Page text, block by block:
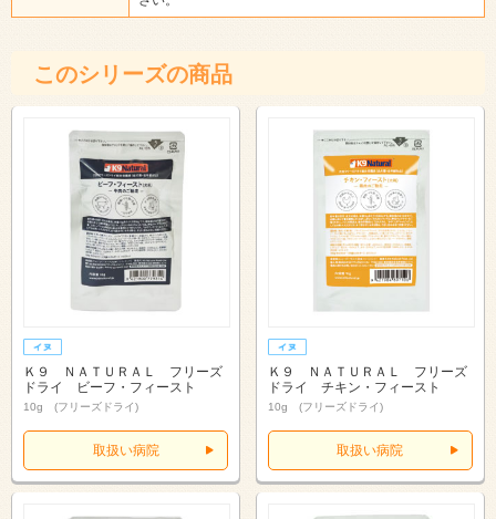
このシリーズの商品
Ｋ９ ＮＡＴＵＲＡＬ フリーズ
ドライ ビーフ・フィースト
10g (フリーズドライ)
取扱い病院
Ｋ９ ＮＡＴＵＲＡＬ フリーズ
ドライ チキン・フィースト
10g (フリーズドライ)
取扱い病院